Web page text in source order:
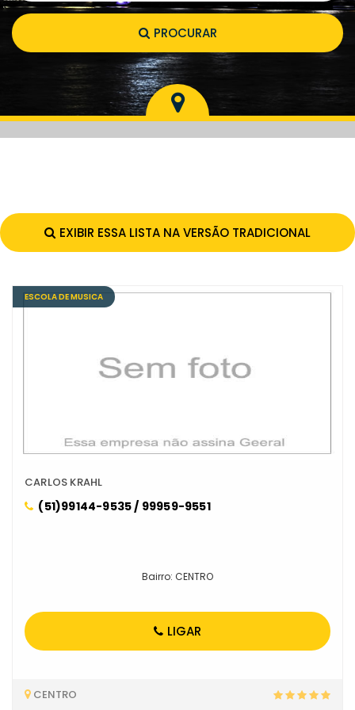
PROCURAR
EXIBIR ESSA LISTA NA VERSÃO TRADICIONAL
ESCOLA DE MUSICA
CARLOS KRAHL
(51)99144-9535 / 99959-9551
Bairro: CENTRO
LIGAR
CENTRO